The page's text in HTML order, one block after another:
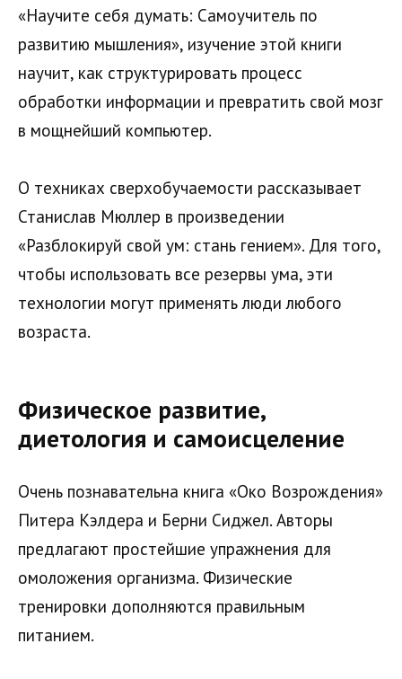
«Научите себя думать: Самоучитель по
развитию мышления», изучение этой книги
научит, как структурировать процесс
обработки информации и превратить свой мозг
в мощнейший компьютер.
О техниках сверхобучаемости рассказывает
Станислав Мюллер в произведении
«Разблокируй свой ум: стань гением». Для того,
чтобы использовать все резервы ума, эти
технологии могут применять люди любого
возраста.
Физическое развитие,
диетология и самоисцеление
Очень познавательна книга «Око Возрождения»
Питера Кэлдера и Берни Сиджел. Авторы
предлагают простейшие упражнения для
омоложения организма. Физические
тренировки дополняются правильным
питанием.